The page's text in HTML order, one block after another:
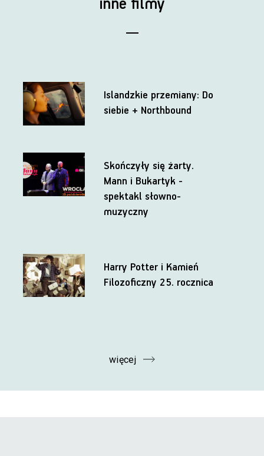
inne filmy
Islandzkie przemiany: Do
siebie + Northbound
Skończyły się żarty.
Mann i Bukartyk -
spektakl słowno-
muzyczny
Harry Potter i Kamień
Filozoficzny 25. rocznica
więcej